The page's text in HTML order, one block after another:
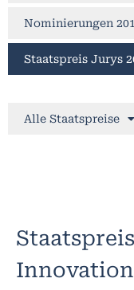
Nominierungen
Staatspreis Jurys
Alle Staatspreise
Innovation